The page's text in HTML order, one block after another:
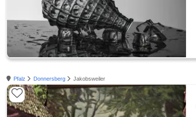
Pfalz Donnersberg Jakobsweiler